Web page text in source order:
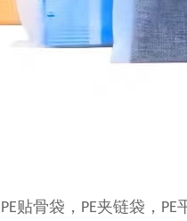
PE贴骨袋， PE夹链袋， PE